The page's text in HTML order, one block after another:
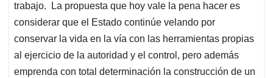
trabajo. La propuesta que hoy vale la pena hacer es
considerar que el Estado continúe velando por
conservar la vida en la vía con las herramientas propias
al ejercicio de la autoridad y el control, pero además
emprenda con total determinación la construcción de un